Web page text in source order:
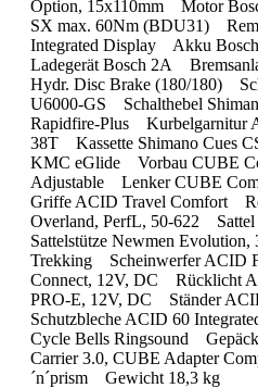
Option, 15x110mm Motor
SX max. 60Nm (BDU31)
Integrated Display Akku
Ladegerät Bosch 2A
Hydr. Disc Brake (180/180)
U6000-GS Schalthebel
Rapidfire-Plus Kurbelgarnitur
38T Kassette Shimano Cues
KMC eGlide Vorbau CUBE
Adjustable Lenker CUBE
Griffe ACID Travel Comfort
Overland, PerfL, 50-622
Sattelstütze Newmen
Trekking Scheinwerfer ACID
Connect, 12V, DC Rücklicht
PRO-E, 12V, DC Ständer
Schutzbleche ACID 60
Cycle Bells Ringsound
Carrier 3.0, CUBE Adapter
´n´prism Gewicht 18,3 kg